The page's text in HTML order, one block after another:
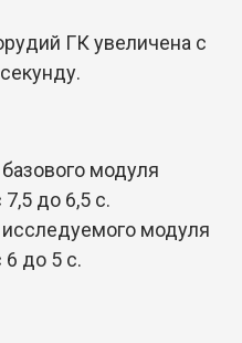
ГК увеличена с
модуля
до 6,5 с.
модуля
до 5 с.